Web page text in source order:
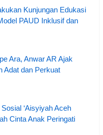
Kunjungan Edukasi
PAUD Inklusif dan
Ara, Anwar AR Ajak
Adat dan Perkuat
‘Aisyiyah Aceh
Cinta Anak Peringati